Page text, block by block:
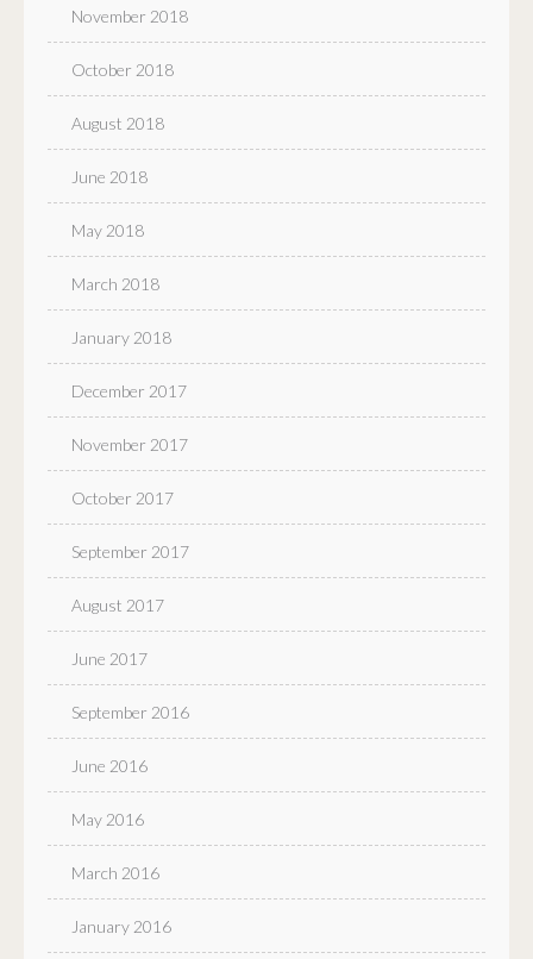
November 2018
October 2018
August 2018
June 2018
May 2018
March 2018
January 2018
December 2017
November 2017
October 2017
September 2017
August 2017
June 2017
September 2016
June 2016
May 2016
March 2016
January 2016